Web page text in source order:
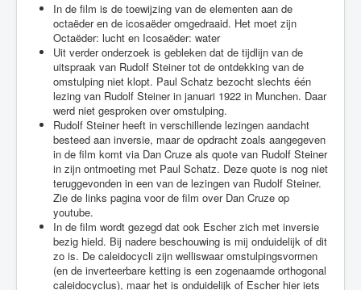
In de film is de toewijzing van de elementen aan de
octaëder en de icosaëder omgedraaid. Het moet zijn
Octaëder: lucht en Icosaëder: water
Uit verder onderzoek is gebleken dat de tijdlijn van de
uitspraak van Rudolf Steiner tot de ontdekking van de
omstulping niet klopt. Paul Schatz bezocht slechts één
lezing van Rudolf Steiner in januari 1922 in Munchen. Daar
werd niet gesproken over omstulping.
Rudolf Steiner heeft in verschillende lezingen aandacht
besteed aan inversie, maar de opdracht zoals aangegeven
in de film komt via Dan Cruze als quote van Rudolf Steiner
in zijn ontmoeting met Paul Schatz. Deze quote is nog niet
teruggevonden in een van de lezingen van Rudolf Steiner.
Zie de links pagina voor de film over Dan Cruze op
youtube.
In de film wordt gezegd dat ook Escher zich met inversie
bezig hield. Bij nadere beschouwing is mij onduidelijk of dit
zo is. De caleidocycli zijn welliswaar omstulpingsvormen
(en de inverteerbare ketting is een zogenaamde orthogonal
caleidocyclus), maar het is onduidelijk of Escher hier iets